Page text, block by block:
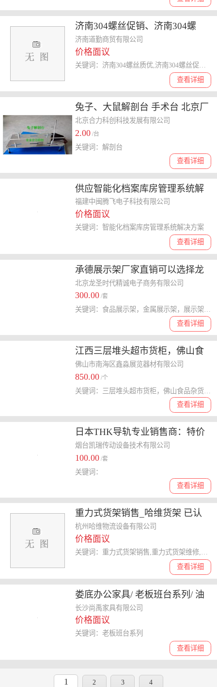
济南304螺丝促销、济南304螺
丝、济南道勤
济南道勤商贸有限公司
价格面议
查看详细
兔子、大鼠解剖台 手术台 北京厂
家现货促销
北京合力科创科技发展有限公司
2.00 /台
查看详细
关键词：解剖台
供应智能化档案库房管理系统解
决方案
福建中闽腾飞电子科技有限公司
价格面议
查看详细
关键词：智能化档案库房管理系统解决方案
承德展示架厂家直销可以选择龙
圣嘉业
北京龙圣时代精诚电子商务有限公司
300.00 /套
查看详细
关键词：食品展示架，金属展示架，展示架价格
江西三层堆头超市货柜，佛山食
品杂货堆放促销台，深圳阶梯式
摆放散装中岛柜
佛山市南海区鑫淼展览器材有限公司
850.00 /个
查看详细
日本THK导轨专业销售商：特价
促销THK精密滑台VRU6260
VRU6310 VRU6360
烟台凯瑞传动设备技术有限公司
100.00 /套
查看详细
关键词：
重力式货架销售_哈维货架 已认
证 _天津重力式货架
杭州哈维物流设备有限公司
价格面议
查看详细
娄底办公家具/ 老板班台系列/ 油
漆办公班台 促销产品
长沙尚禹家具有限公司
价格面议
查看详细
关键词：老板班台系列
1 2 3 4